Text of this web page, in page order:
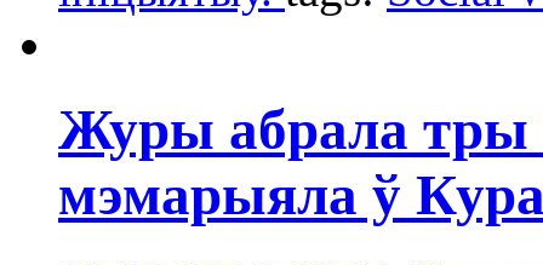
Журы абрала тры
мэмарыяла ў